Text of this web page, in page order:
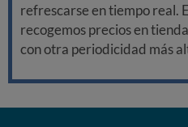
refrescarse en tiempo real.
recogemos precios en
con otra periodicidad más